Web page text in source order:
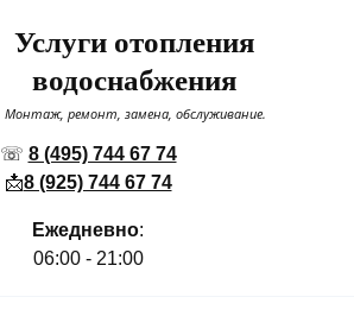
Услуги отопления
водоснабжения
Монтаж, ремонт, замена, обслуживание.
☏ 8 (495) 744 67 74
📩8 (925) 744 67 74
Ежедневно:
06:00 - 21:00